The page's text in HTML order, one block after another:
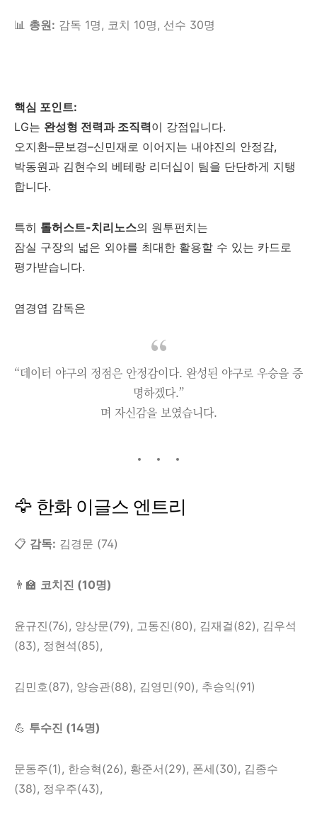
📊 총원: 감독 1명, 코치 10명, 선수 30명
핵심 포인트:
LG는 완성형 전력과 조직력이 강점입니다.
오지환–문보경–신민재로 이어지는 내야진의 안정감,
박동원과 김현수의 베테랑 리더십이 팀을 단단하게 지탱
합니다.
특히 톨허스트-치리노스의 원투펀치는
잠실 구장의 넓은 외야를 최대한 활용할 수 있는 카드로
평가받습니다.
염경엽 감독은
“데이터 야구의 정점은 안정감이다. 완성된 야구로 우승을 증
명하겠다.”
며 자신감을 보였습니다.
🦅 한화 이글스 엔트리
📋 감독: 김경문 (74)
👨‍🏫 코치진 (10명)
윤규진(76), 양상문(79), 고동진(80), 김재걸(82), 김우석
(83), 정현석(85),
김민호(87), 양승관(88), 김영민(90), 추승익(91)
💪 투수진 (14명)
문동주(1), 한승혁(26), 황준서(29), 폰세(30), 김종수
(38), 정우주(43),